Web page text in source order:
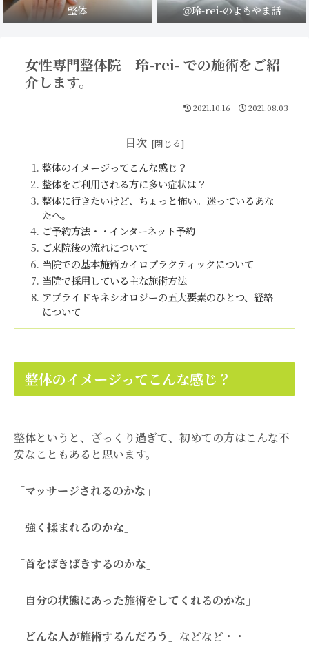
整体 ＠玲-rei-のよもやま話
女性専門整体院 玲-rei- での施術をご紹
介します。
2021.10.16 2021.08.03
目次
整体のイメージってこんな感じ？
整体をご利用される方に多い症状は？
整体に行きたいけど、ちょっと怖い。迷っているあな
たへ。
ご予約方法・・インターネット予約
ご来院後の流れについて
当院での基本施術カイロプラクティックについて
当院で採用している主な施術方法
アプライドキネシオロジーの五大要素のひとつ、経絡
について
整体のイメージってこんな感じ？
整体というと、ざっくり過ぎて、初めての方はこんな不
安なこともあると思います。
「マッサージされるのかな」
「強く揉まれるのかな」
「首をばきばきするのかな」
「自分の状態にあった施術をしてくれるのかな」
「どんな人が施術するんだろう」 などなど・・